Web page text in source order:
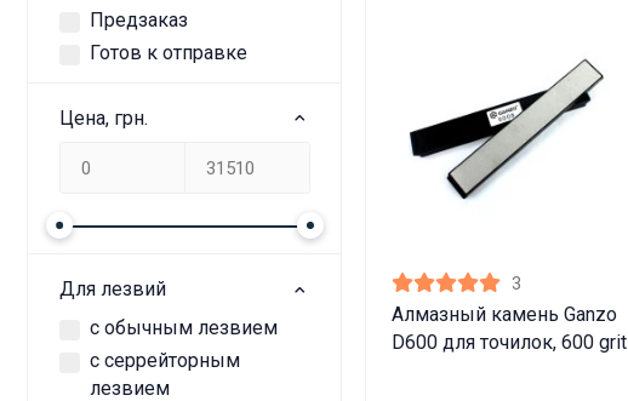
Предзаказ
Готов к отправке
Цена, грн.
Для лезвий
с обычным лезвием
с серрейторным
лезвием
3
Алмазный камень Ganzo
D600 для точилок, 600 grit